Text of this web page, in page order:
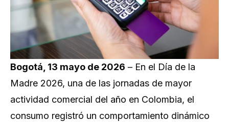
Bogotá, 13 mayo de 2026 – En el Día de la
Madre 2026, una de las jornadas de mayor
actividad comercial del año en Colombia, el
consumo registró un comportamiento dinámico